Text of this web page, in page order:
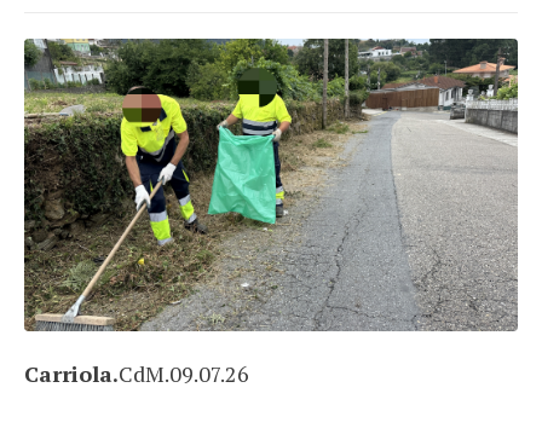
Carriola.CdM.09.07.26